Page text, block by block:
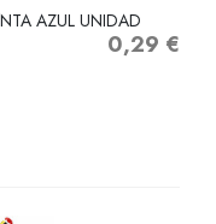
AZUL UNIDAD
Precio
0,29 €